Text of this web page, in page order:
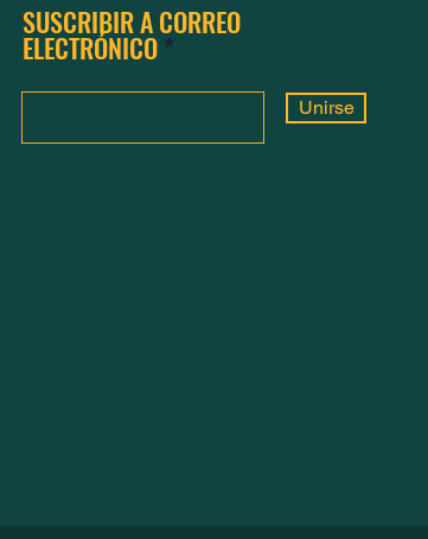
SUSCRIBIR A CORREO
ELECTRÓNICO
Unirse